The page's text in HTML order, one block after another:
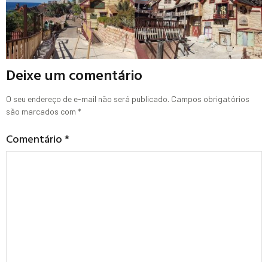
Deixe um comentário
O seu endereço de e-mail não será publicado. Campos obrigatórios
são marcados com *
Comentário*